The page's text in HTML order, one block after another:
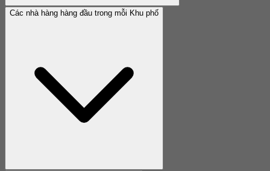
Các nhà hàng hàng đầu trong mỗi Khu phố